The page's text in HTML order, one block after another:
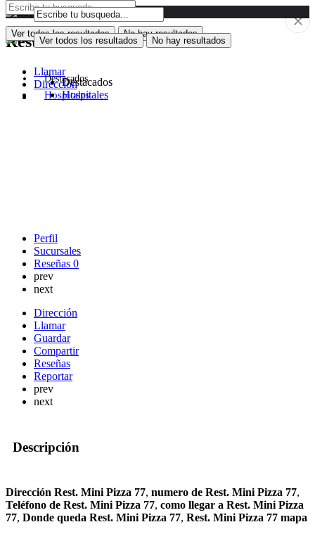
Ver todos los resultados No hay resultados
Destacados
Hospitales
Rest. Mini Pizza 77
Llamar
Dirección
Perfil
Sucursales
Reseñas 0
prev
next
Dirección
Llamar
Guardar
Compartir
Reseñas
Reportar
prev
next
Descripción
Dirección Rest. Mini Pizza 77, numero de Rest. Mini Pizza 77,
Teléfono de Rest. Mini Pizza 77, como llegar a Rest. Mini Pizza
77, Donde queda Rest. Mini Pizza 77, Rest. Mini Pizza 77 mapa
Ver todos los resultados No hay resultados
Destacados
Hospitales